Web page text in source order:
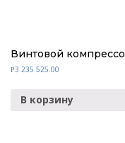
Винтовой
Р3 235 525.00
В корзину